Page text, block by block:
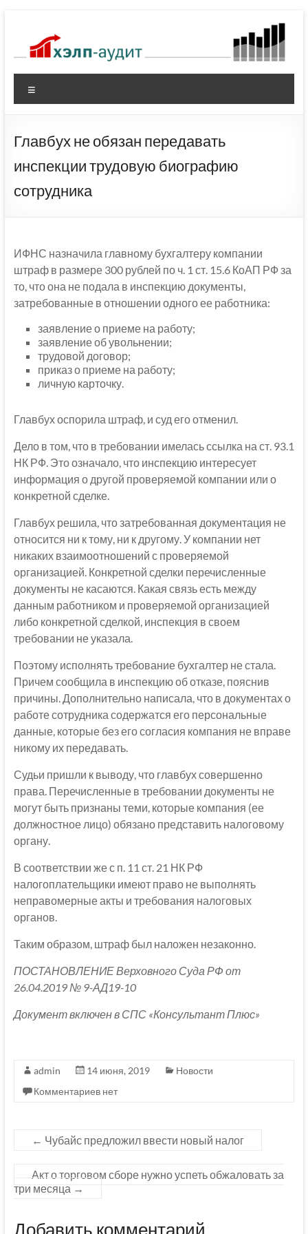
содержимому
Главбух не обязан передавать
инспекции трудовую биографию
сотрудника
ИФНС назначила главному бухгалтеру компании
штраф в размере 300 рублей по ч. 1 ст. 15.6 КоАП РФ за
то, что она не подала в инспекцию документы,
затребованные в отношении одного ее работника:
заявление о приеме на работу;
заявление об увольнении;
трудовой договор;
приказ о приеме на работу;
личную карточку.
Главбух оспорила штраф, и суд его отменил.
Дело в том, что в требовании имелась ссылка на ст. 93.1
НК РФ. Это означало, что инспекцию интересует
информация о другой проверяемой компании или о
конкретной сделке.
Главбух решила, что затребованная документация не
относится ни к тому, ни к другому. У компании нет
никаких взаимоотношений с проверяемой
организацией. Конкретной сделки перечисленные
документы не касаются. Какая связь есть между
данным работником и проверяемой организацией
либо конкретной сделкой, инспекция в своем
требовании не указала.
Поэтому исполнять требование бухгалтер не стала.
Причем сообщила в инспекцию об отказе, пояснив
причины. Дополнительно написала, что в документах о
работе сотрудника содержатся его персональные
данные, которые без его согласия компания не вправе
никому их передавать.
Судьи пришли к выводу, что главбух совершенно
права. Перечисленные в требовании документы не
могут быть признаны теми, которые компания (ее
должностное лицо) обязано представить налоговому
органу.
В соответствии же с п. 11 ст. 21 НК РФ
налогоплательщики имеют право не выполнять
неправомерные акты и требования налоговых
органов.
Таким образом, штраф был наложен незаконно.
ПОСТАНОВЛЕНИЕ Верховного Суда РФ от
26.04.2019 № 9-АД19-10
Документ включен в СПС «Консультант Плюс»
admin 14 июня, 2019
Новости
Комментариев нет
← Чубайс предложил ввести новый налог
Акт о торговом сборе нужно успеть обжаловать за
три месяца →
Добавить комментарий